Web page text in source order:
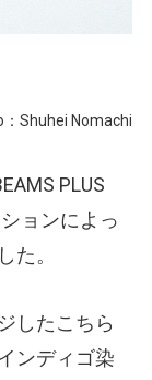
：Shuhei Nomachi
PLUS
ョンによっ
た。
したこちら
ンディゴ染